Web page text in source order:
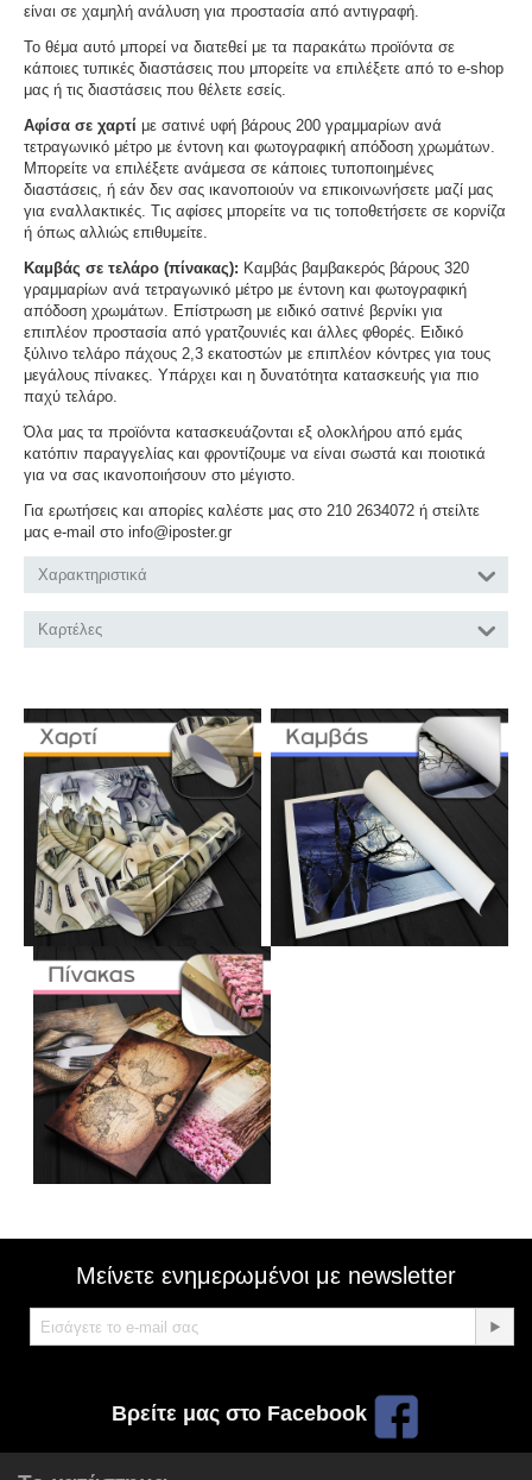
είναι σε χαμηλή ανάλυση για προστασία από αντιγραφή.
Το θέμα αυτό μπορεί να διατεθεί με τα παρακάτω προϊόντα σε
κάποιες τυπικές διαστάσεις που μπορείτε να επιλέξετε από το e-shop
μας ή τις διαστάσεις που θέλετε εσείς.
Αφίσα σε χαρτί με σατινέ υφή βάρους 200 γραμμαρίων ανά
τετραγωνικό μέτρο με έντονη και φωτογραφική απόδοση χρωμάτων.
Μπορείτε να επιλέξετε ανάμεσα σε κάποιες τυποποιημένες
διαστάσεις, ή εάν δεν σας ικανοποιούν να επικοινωνήσετε μαζί μας
για εναλλακτικές. Τις αφίσες μπορείτε να τις τοποθετήσετε σε κορνίζα
ή όπως αλλιώς επιθυμείτε.
Καμβάς σε τελάρο (πίνακας): Καμβάς βαμβακερός βάρους 320
γραμμαρίων ανά τετραγωνικό μέτρο με έντονη και φωτογραφική
απόδοση χρωμάτων. Επίστρωση με ειδικό σατινέ βερνίκι για
επιπλέον προστασία από γρατζουνιές και άλλες φθορές. Ειδικό
ξύλινο τελάρο πάχους 2,3 εκατοστών με επιπλέον κόντρες για τους
μεγάλους πίνακες. Υπάρχει και η δυνατότητα κατασκευής για πιο
παχύ τελάρο.
Όλα μας τα προϊόντα κατασκευάζονται εξ ολοκλήρου από εμάς
κατόπιν παραγγελίας και φροντίζουμε να είναι σωστά και ποιοτικά
για να σας ικανοποιήσουν στο μέγιστο.
Για ερωτήσεις και απορίες καλέστε μας στο 210 2634072 ή στείλτε
μας e-mail στο info@iposter.gr
Χαρακτηριστικά
Καρτέλες
Μείνετε ενημερωμένοι με newsletter
Βρείτε μας στο Facebook